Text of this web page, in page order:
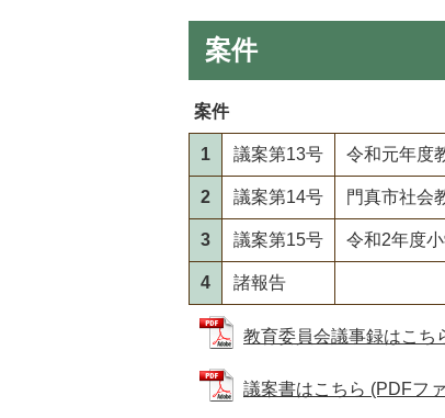
案件
案件
1 議案第13号 令和元年度
2 議案第14号 門真市社会
3 議案第15号 令和2年度
4 諸報告
教育委員会議事録はこち
議案書はこちら (PDFフ